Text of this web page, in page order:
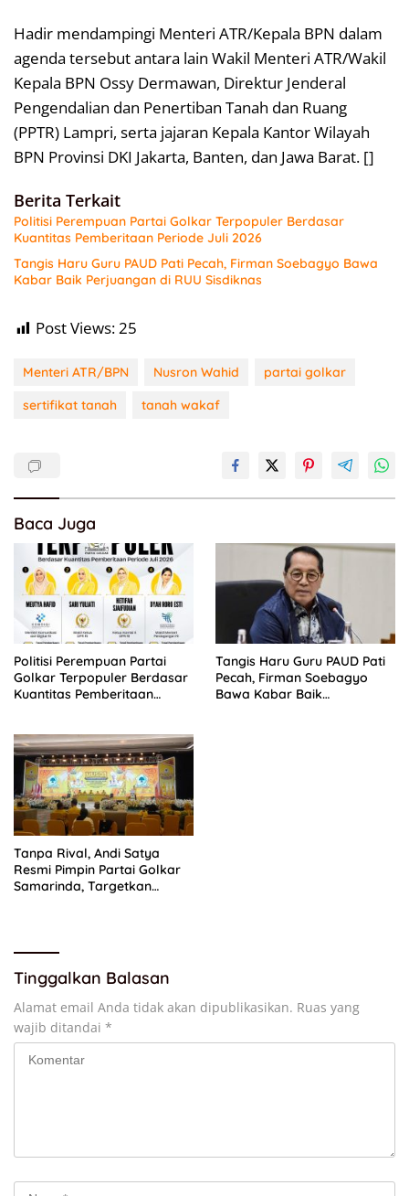
Hadir mendampingi Menteri ATR/Kepala BPN dalam
agenda tersebut antara lain Wakil Menteri ATR/Wakil
Kepala BPN Ossy Dermawan, Direktur Jenderal
Pengendalian dan Penertiban Tanah dan Ruang
(PPTR) Lampri, serta jajaran Kepala Kantor Wilayah
BPN Provinsi DKI Jakarta, Banten, dan Jawa Barat. []
Berita Terkait
Politisi Perempuan Partai Golkar Terpopuler Berdasar
Kuantitas Pemberitaan Periode Juli 2026
Tangis Haru Guru PAUD Pati Pecah, Firman Soebagyo Bawa
Kabar Baik Perjuangan di RUU Sisdiknas
Post Views:25
Menteri ATR/BPN Nusron Wahid
partai golkar
sertifikat tanah
tanah wakaf
Baca Juga
Politisi Perempuan Partai
Golkar Terpopuler Berdasar
Kuantitas Pemberitaan
Tangis Haru Guru PAUD Pati
Pecah, Firman Soebagyo
Bawa Kabar Baik
Tanpa Rival, Andi Satya
Resmi Pimpin Partai Golkar
Samarinda, Targetkan
Tinggalkan Balasan
Alamat email Anda tidak akan dipublikasikan. Ruas yang
wajib ditandai *